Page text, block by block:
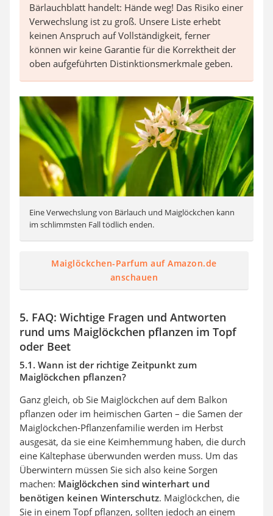
Bärlauchblatt handelt: Hände weg! Das Risiko einer
Verwechslung ist zu groß. Unsere Liste erhebt
keinen Anspruch auf Vollständigkeit, ferner
können wir keine Garantie für die Korrektheit der
oben aufgeführten Distinktionsmerkmale geben.
Eine Verwechslung von Bärlauch und Maiglöckchen kann
im schlimmsten Fall tödlich enden.
Maiglöckchen-Parfum auf Amazon.de
anschauen
5. FAQ: Wichtige Fragen und Antworten
rund ums Maiglöckchen pflanzen im Topf
oder Beet
5.1. Wann ist der richtige Zeitpunkt zum
Maiglöckchen pflanzen?
Ganz gleich, ob Sie Maiglöckchen auf dem Balkon
pflanzen oder im heimischen Garten – die Samen der
Maiglöckchen-Pflanzenfamilie werden im Herbst
ausgesät, da sie eine Keimhemmung haben, die durch
eine Kältephase überwunden werden muss. Um das
Überwintern müssen Sie sich also keine Sorgen
machen: Maiglöckchen sind winterhart und
benötigen keinen Winterschutz. Maiglöckchen, die
Sie in einem Topf pflanzen, sollten jedoch an einem